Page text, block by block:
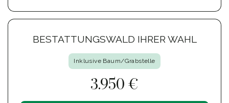
BESTATTUNGSWALD IHRER WAHL
Inklusive Baum/Grabstelle
3.950 €